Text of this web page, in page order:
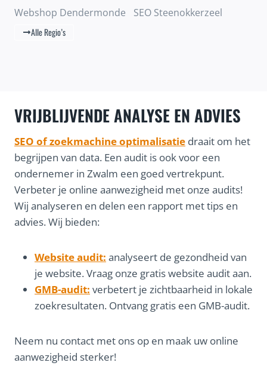
Webshop Dendermonde
SEO Steenokkerzeel
Alle Regio’s
VRIJBLIJVENDE ANALYSE EN ADVIES
SEO of zoekmachine optimalisatie draait om het
begrijpen van data. Een audit is ook voor een
ondernemer in Zwalm een goed vertrekpunt.
Verbeter je online aanwezigheid met onze audits!
Wij analyseren en delen een rapport met tips en
advies. Wij bieden:
Website audit: analyseert de gezondheid van
je website. Vraag onze gratis website audit aan.
GMB-audit: verbetert je zichtbaarheid in lokale
zoekresultaten. Ontvang gratis een GMB-audit.
Neem nu contact met ons op en maak uw online
aanwezigheid sterker!